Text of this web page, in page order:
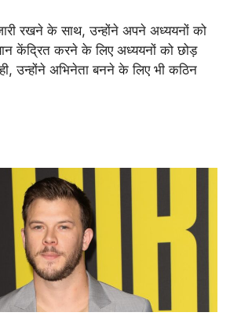
रखने के साथ, उन्होंने अपने अध्ययनों को
केंद्रित करने के लिए अध्ययनों को छोड़
उन्होंने अभिनेता बनने के लिए भी कठिन